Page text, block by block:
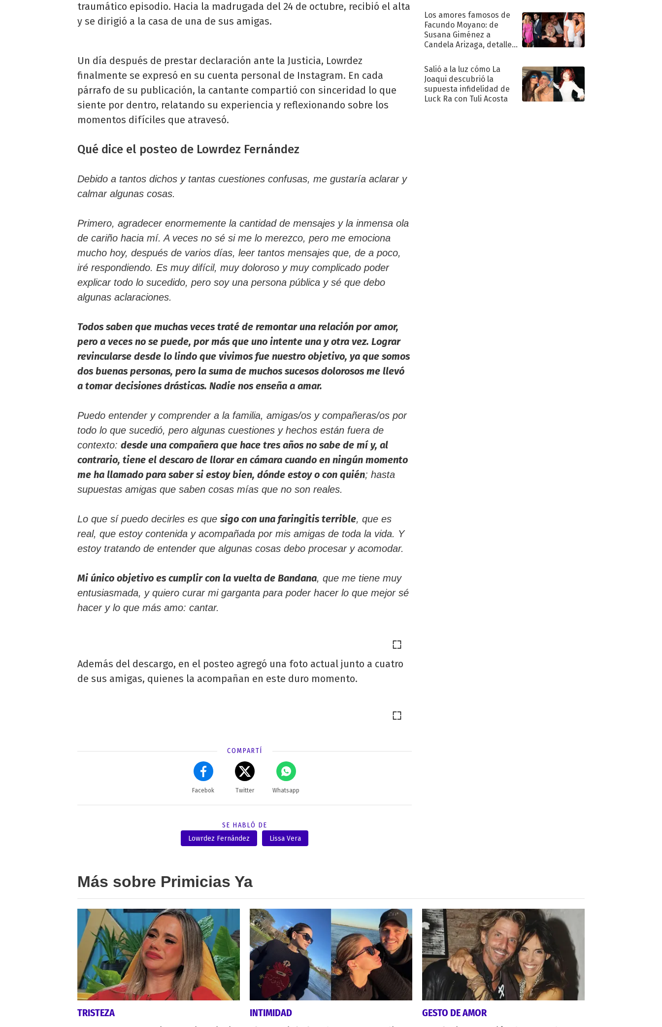
traumático episodio. Hacia la madrugada del 24 de octubre, recibió el alta
y se dirigió a la casa de una de sus amigas.
Un día después de prestar declaración ante la Justicia, Lowrdez
finalmente se expresó en su cuenta personal de Instagram. En cada
párrafo de su publicación, la cantante compartió con sinceridad lo que
siente por dentro, relatando su experiencia y reflexionando sobre los
momentos difíciles que atravesó.
Qué dice el posteo de Lowrdez Fernández
Debido a tantos dichos y tantas cuestiones confusas, me gustaría aclarar y
calmar algunas cosas.
Primero, agradecer enormemente la cantidad de mensajes y la inmensa ola
de cariño hacia mí. A veces no sé si me lo merezco, pero me emociona
mucho hoy, después de varios días, leer tantos mensajes que, de a poco,
iré respondiendo. Es muy difícil, muy doloroso y muy complicado poder
explicar todo lo sucedido, pero soy una persona pública y sé que debo
algunas aclaraciones.
Todos saben que muchas veces traté de remontar una relación por amor,
pero a veces no se puede, por más que uno intente una y otra vez. Lograr
revincularse desde lo lindo que vivimos fue nuestro objetivo, ya que somos
dos buenas personas, pero la suma de muchos sucesos dolorosos me llevó
a tomar decisiones drásticas. Nadie nos enseña a amar.
Puedo entender y comprender a la familia, amigas/os y compañeras/os por
todo lo que sucedió, pero algunas cuestiones y hechos están fuera de
contexto: desde una compañera que hace tres años no sabe de mí y, al
contrario, tiene el descaro de llorar en cámara cuando en ningún momento
me ha llamado para saber si estoy bien, dónde estoy o con quién; hasta
supuestas amigas que saben cosas mías que no son reales.
Lo que sí puedo decirles es que sigo con una faringitis terrible, que es
real, que estoy contenida y acompañada por mis amigas de toda la vida. Y
estoy tratando de entender que algunas cosas debo procesar y acomodar.
Mi único objetivo es cumplir con la vuelta de Bandana, que me tiene muy
entusiasmada, y quiero curar mi garganta para poder hacer lo que mejor sé
hacer y lo que más amo: cantar.
Además del descargo, en el posteo agregó una foto actual junto a cuatro
de sus amigas, quienes la acompañan en este duro momento.
COMPARTÍ
Facebok Twitter Whatsapp
SE HABLÓ DE
Lowrdez Fernández
Lissa Vera
Los amores famosos de
Facundo Moyano: de
Susana Giménez a
Candela Arizaga, detalles
sentimental
Salió a la luz cómo La
Joaqui descubrió la
supuesta infidelidad de
Luck Ra con Tuli Acosta
Más sobre Primicias Ya
TRISTEZA
INTIMIDAD
GESTO DE AMOR